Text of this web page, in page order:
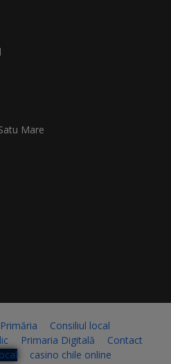
Mare
Primăria
Consiliul local
Primaria Digitală
Contact
casino chile online